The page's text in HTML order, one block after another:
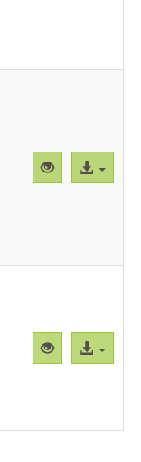
Vista
previa
Acceso
al
Vista
previa
Acceso
al